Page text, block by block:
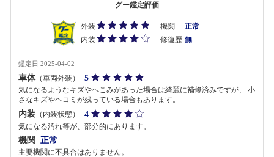
グー鑑定評価
外装 機関
正常
内装
修復歴 無
鑑定日 2025-04-02
車体（車両外装） 5
気になるようなキズやへこみがあった場合は綺麗に補修済みですが、 小
さなキズやヘコミが残っている場合もあります。
内装 （内装状態） 4
気になる汚れ等が、部分的にあります。
機関 正常
主要機関に不具合はありません。